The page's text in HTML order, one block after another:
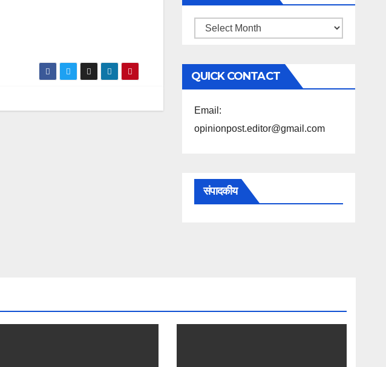
महिने
अनुसार
पढ़ें
QUICK CONTACT
Email:
opinionpost.editor@gmail.com
संपादकीय